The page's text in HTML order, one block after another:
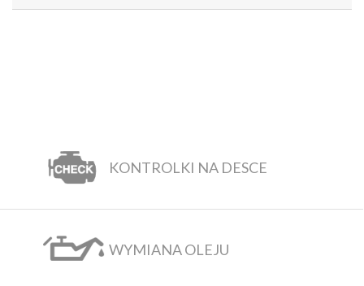
KONTROLKI NA DESCE
WYMIANA OLEJU